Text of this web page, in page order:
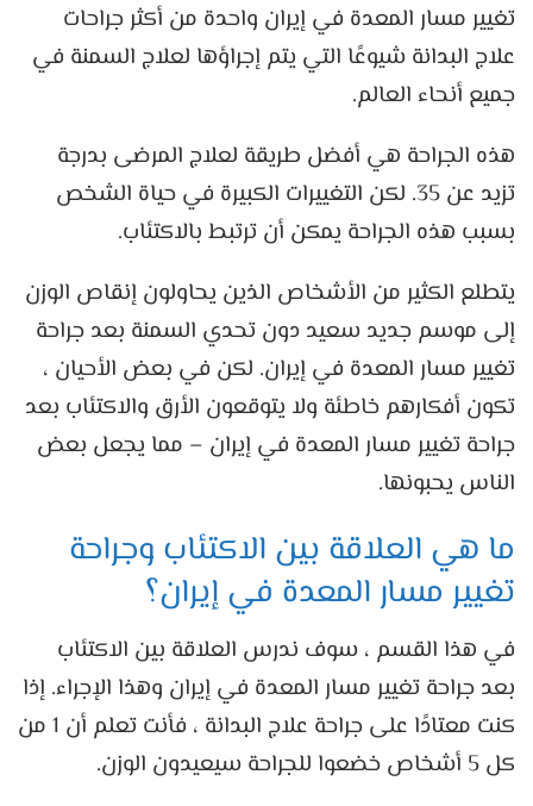
تغيير مسار المعدة في إيران واحدة من أكثر جراحات
علاج البدانة شيوعًا التي يتم إجراؤها لعلاج السمنة في
جميع أنحاء العالم.
هذه الجراحة هي أفضل طريقة لعلاج المرضى بدرجة
تزيد عن 35. لكن التغييرات الكبيرة في حياة الشخص
بسبب هذه الجراحة يمكن أن ترتبط بالاكتئاب.
يتطلع الكثير من الأشخاص الذين يحاولون إنقاص الوزن
إلى موسم جديد سعيد دون تحدي السمنة بعد جراحة
تغيير مسار المعدة في إيران. لكن في بعض الأحيان ،
تكون أفكارهم خاطئة ولا يتوقعون الأرق والاكتئاب بعد
جراحة تغيير مسار المعدة في إيران – مما يجعل بعض
الناس يحبونها.
ما هي العلاقة بين الاكتئاب وجراحة
تغيير مسار المعدة في إيران؟
في هذا القسم ، سوف ندرس العلاقة بين الاكتئاب
بعد جراحة تغيير مسار المعدة في إيران وهذا الإجراء. إذا
كنت معتادًا على جراحة علاج البدانة ، فأنت تعلم أن 1 من
كل 5 أشخاص خضعوا للجراحة سيعيدون الوزن.